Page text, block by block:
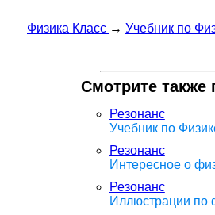
Физика Класс → Учебник по
Смотрите также
Резонанс
Учебник по
Резонанс
Интересное о
Резонанс
Иллюстрации по